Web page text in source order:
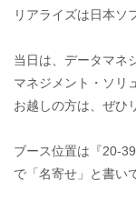
リアライズは日本ソ
当日は、データマネ
マネジメント・ソリ
お越しの方は、ぜひ
ブース位置は『20-
で「名寄せ」と書い